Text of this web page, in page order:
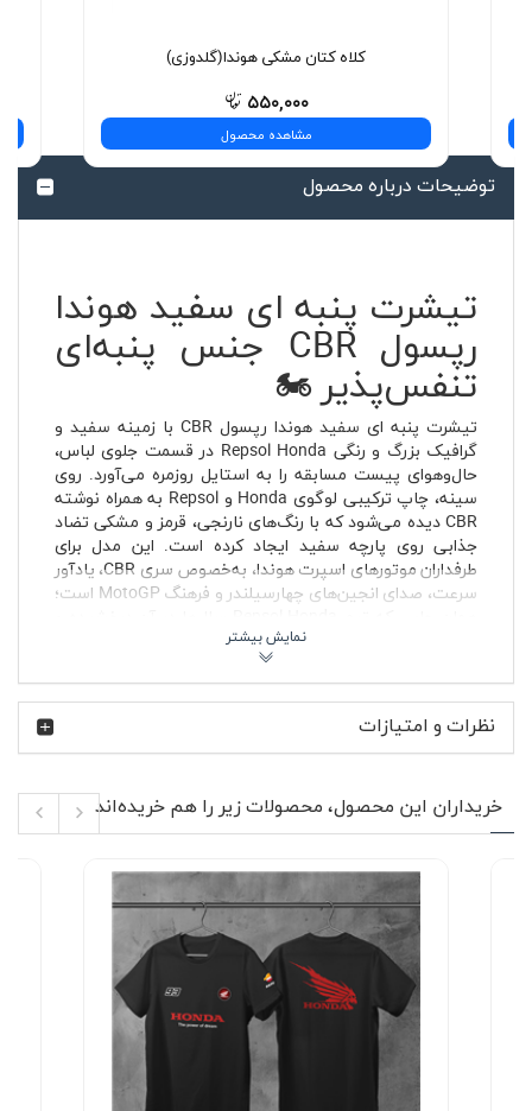
کلاه کتان مشکی هوندا(گلدوزی)
۵۵۰,۰۰۰
مشاهده محصول
توضیحات درباره محصول
تیشرت پنبه ای سفید هوندا
رپسول CBR جنس پنبه‌ای
تنفس‌پذیر 🏍️
تیشرت پنبه ای سفید هوندا رپسول CBR با زمینه سفید و
گرافیک بزرگ و رنگی Repsol Honda در قسمت جلوی لباس،
حال‌وهوای پیست مسابقه را به استایل روزمره می‌آورد. روی
سینه، چاپ ترکیبی لوگوی Honda و Repsol به همراه نوشته
CBR دیده می‌شود که با رنگ‌های نارنجی، قرمز و مشکی تضاد
جذابی روی پارچه سفید ایجاد کرده است. این مدل برای
طرفداران موتورهای اسپرت هوندا، به‌خصوص سری CBR، یادآور
سرعت، صدای انجین‌های چهارسيلندر و فرهنگ MotoGP است؛
نام CBR را به عنوان یکی از شناخته‌شده‌ترین موتورسیکلت‌های
سوپراسپرت دنیا تثبیت کرده است.
پارچه پنبه‌ای این تیشرت آستین کوتاه با بافت نرم و
تنفس‌پذیر، انتخاب مناسبی برای استفاده طولانی‌مدت در طول
دچار آب‌رفت نمی‌شود، بنابراین تیشرت پنبه ای سفید هوندا
رپسول CBR بعد از چندین بار استفاده همچنان ظاهر مرتب خود
را نگه می‌دارد.
ویژگی‌های محصول 🔥
جنس پنبه‌ای نرم و تنفس‌پذیر مناسب روزهای گرم و
استفاده زیر کاپشن در پاییز
چاپ جلو باکیفیت از لوگوی Honda، Repsol و نوشته
CBR در ابعاد بزرگ
آستین کوتاه با برش راحت برای آزادی حرکت
یقه گرد کشباف مقاوم در برابر تغییر شکل
بدون پرز و بدون آب‌رفت پس از شستشو با آب سرد
مناسب خانم ها و آقایان با استایل زنانه و مردانه
نظرات و امتیازات
خریداران این محصول، محصولات زیر را هم خریده‌اند